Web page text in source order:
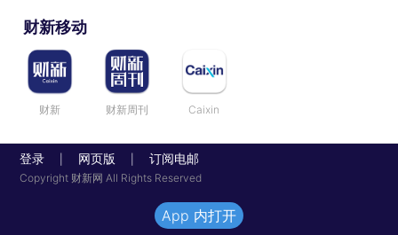
财新移动
财新 财新周刊 Caixin
登录 网页版 订阅电邮
Copyright 财新网 All Rights Reserved
App 内打开